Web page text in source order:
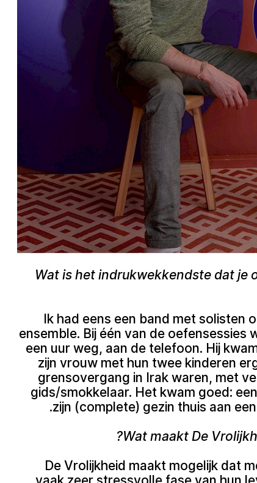
Wat is het indrukwekkendste dat je
Ik had eens een band met solisten
ensemble. Bij één van de oefensessies
een uur weg, aan de telefoon. Hij
zijn vrouw met hun twee kinderen
grensovergang in Irak waren, met
gids/smokkelaar. Het kwam goed:
zijn (complete) gezin thuis aan
Wat maakt De
De Vrolijkheid maakt mogelijk dat